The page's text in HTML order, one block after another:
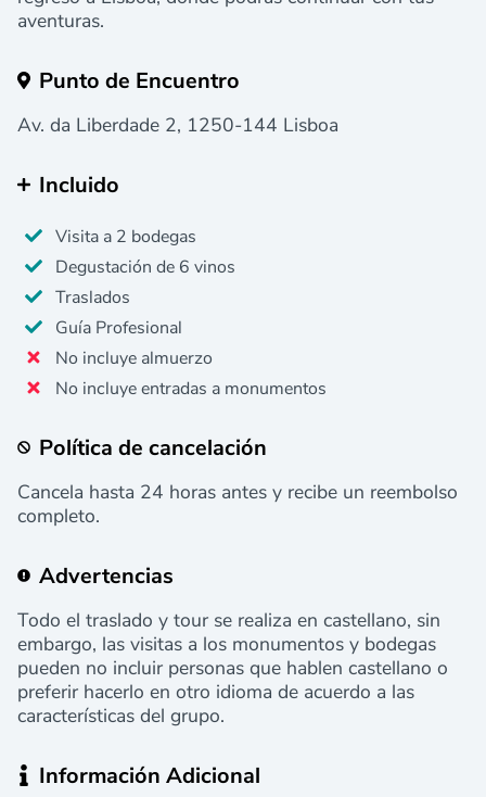
aventuras.
Punto de Encuentro
Av. da Liberdade 2, 1250-144 Lisboa
Incluido
Visita a 2 bodegas
Degustación de 6 vinos
Traslados
Guía Profesional
No incluye almuerzo
No incluye entradas a monumentos
Política de cancelación
Cancela hasta 24 horas antes y recibe un reembolso
completo.
Advertencias
Todo el traslado y tour se realiza en castellano, sin
embargo, las visitas a los monumentos y bodegas
pueden no incluir personas que hablen castellano o
preferir hacerlo en otro idioma de acuerdo a las
características del grupo.
Información Adicional